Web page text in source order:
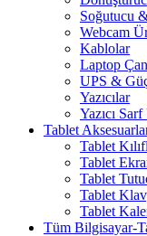
Soğutucu
Webcam
Kablolar
Laptop
UPS &
Yazıcılar
Yazıcı
Tablet
Tablet
Tablet
Tablet
Tablet
Tablet
Tüm Bilgisayar-